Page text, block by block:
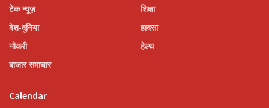
टेक न्यूज़
देश-दुनिया
नौकरी
बाजार समाचार
शिक्षा
हादसा
हेल्थ
Calendar